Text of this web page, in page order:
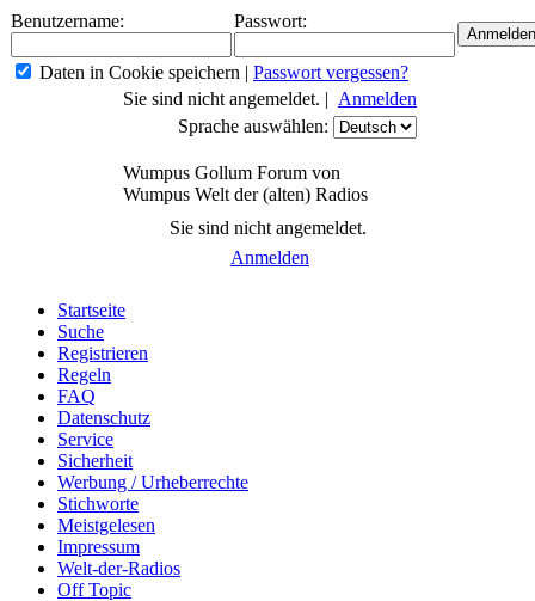
Benutzername: Passwort:
Daten in Cookie speichern | Passwort vergessen?
Sie sind nicht angemeldet. | Anmelden
Sprache auswählen:
Wumpus Gollum Forum von
Wumpus Welt der (alten) Radios
Sie sind nicht angemeldet.
Anmelden
Startseite
Suche
Registrieren
Regeln
FAQ
Datenschutz
Service
Sicherheit
Werbung / Urheberrechte
Stichworte
Meistgelesen
Impressum
Welt-der-Radios
Off Topic